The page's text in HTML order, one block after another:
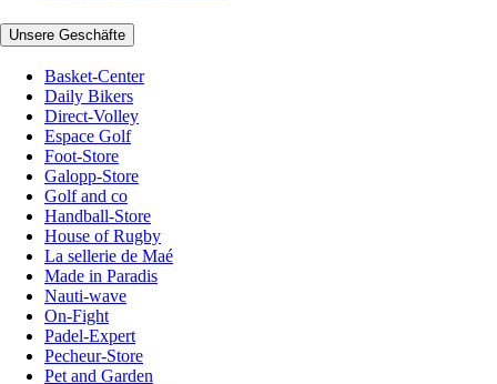
Unsere Geschäfte
Basket-Center
Daily Bikers
Direct-Volley
Espace Golf
Foot-Store
Galopp-Store
Golf and co
Handball-Store
House of Rugby
La sellerie de Maé
Made in Paradis
Nauti-wave
On-Fight
Padel-Expert
Pecheur-Store
Pet and Garden